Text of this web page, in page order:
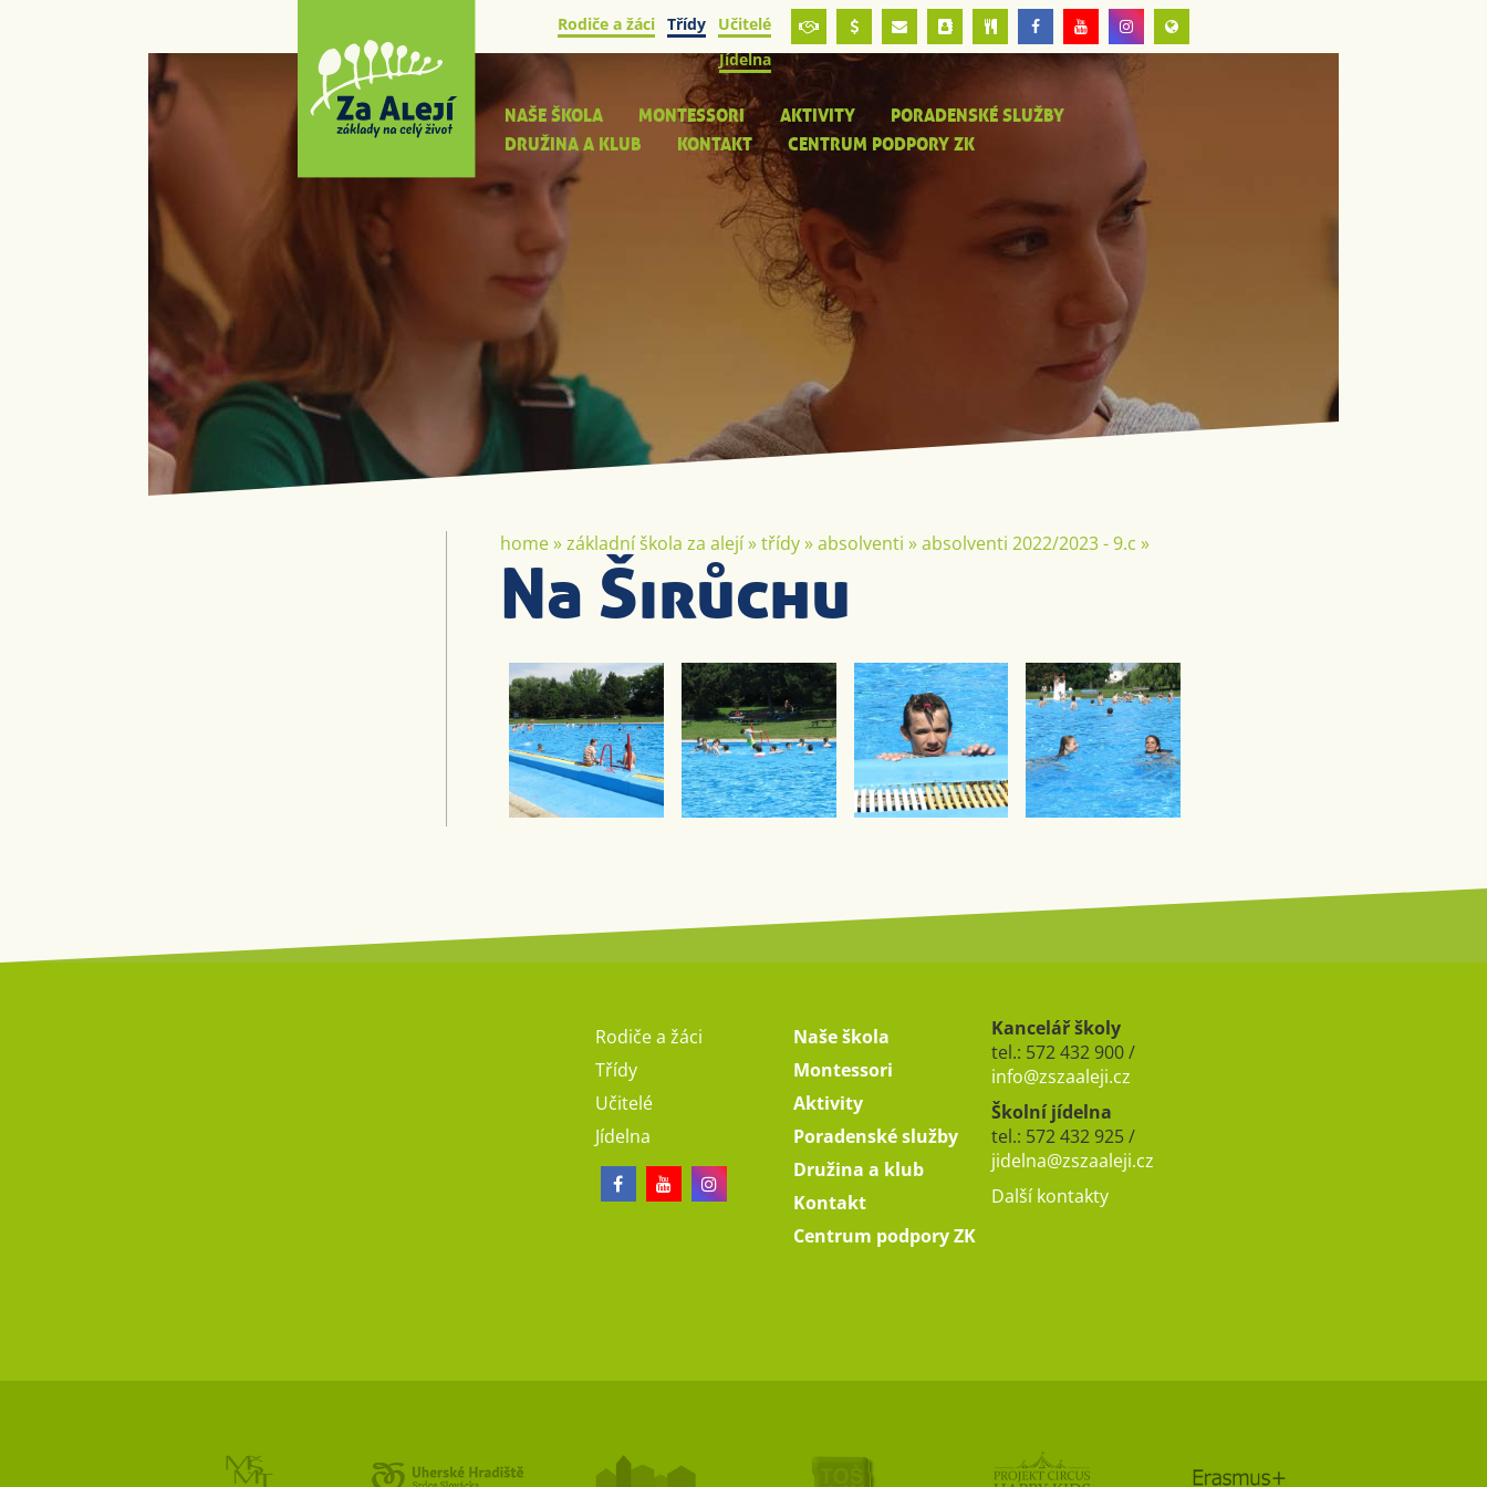
Rodiče a žáci Třídy
Učitelé
Jídelna
NAŠE ŠKOLA MONTESSORI AKTIVITY
PORADENSKÉ SLUŽBY
DRUŽINA A KLUB
KONTAKT CENTRUM PODPORY ZK
home»základní škola za alejí»třídy»absolventi »absolventi 2022/2023 - 9.c »
Na Širůchu
Rodiče a žáci
Třídy
Učitelé
Jídelna
Naše škola
Montessori
Aktivity
Poradenské služby
Družina a klub
Kontakt
Centrum podpory ZK
Kancelář školy
tel.: 572 432 900 /
info@zszaaleji.cz
Školní jídelna
tel.: 572 432 925 /
jidelna@zszaaleji.cz
Další kontakty